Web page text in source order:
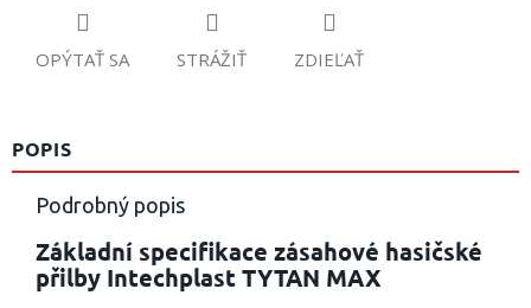
OPÝTAŤ SA STRÁŽIŤ ZDIEĽAŤ
POPIS
Podrobný popis
Základní specifikace zásahové hasičské
přilby Intechplast TYTAN MAX